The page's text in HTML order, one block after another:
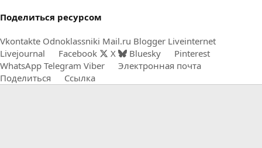
Поделиться ресурсом
Vkontakte Odnoklassniki Mail.ru Blogger Liveinternet
Livejournal
Facebook X Bluesky
Pinterest
WhatsApp Telegram Viber
Электронная почта
Поделиться
Ссылка